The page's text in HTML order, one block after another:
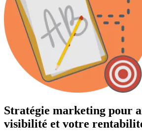
Stratégie marketing pour
visibilité et votre